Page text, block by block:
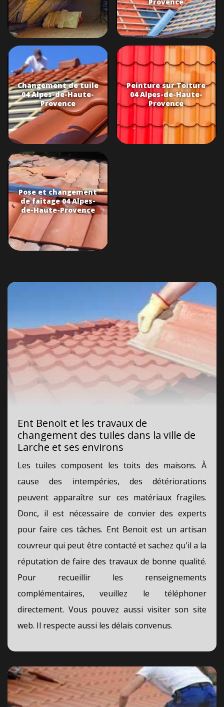
Changement de tuile
04 Alpes-de-Haute-
Provence
Peinture sur Toiture
04 Alpes-de-Haute-
Provence
Pose et changement
de faitage 04 Alpes-
de-Haute-Provence
Ent Benoit et les travaux de
changement des tuiles dans la ville de
Larche et ses environs
Les tuiles composent les toits des maisons. À
cause des intempéries, des détériorations
peuvent apparaître sur ces matériaux fragiles.
Donc, il est nécessaire de convier des experts
pour faire ces tâches. Ent Benoit est un artisan
couvreur qui peut être contacté et sachez qu'il a la
réputation de faire des travaux de bonne qualité.
Pour recueillir les renseignements
complémentaires, veuillez le téléphoner
directement. Vous pouvez aussi visiter son site
web. Il respecte aussi les délais convenus.